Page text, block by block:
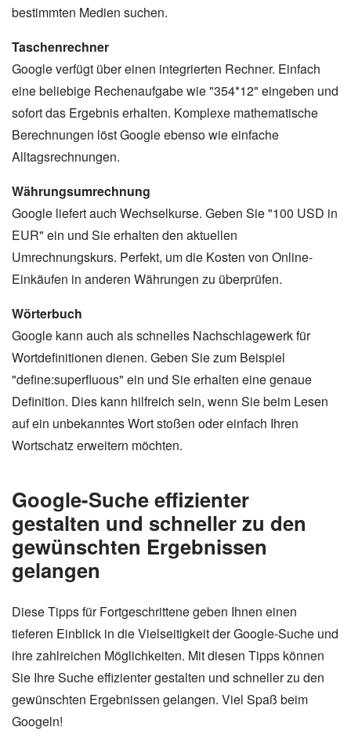
bestimmten Medien suchen.
Taschenrechner
Google verfügt über einen integrierten Rechner. Einfach
eine beliebige Rechenaufgabe wie "354*12" eingeben und
sofort das Ergebnis erhalten. Komplexe mathematische
Berechnungen löst Google ebenso wie einfache
Alltagsrechnungen.
Währungsumrechnung
Google liefert auch Wechselkurse. Geben Sie "100 USD in
EUR" ein und Sie erhalten den aktuellen
Umrechnungskurs. Perfekt, um die Kosten von Online-
Einkäufen in anderen Währungen zu überprüfen.
Wörterbuch
Google kann auch als schnelles Nachschlagewerk für
Wortdefinitionen dienen. Geben Sie zum Beispiel
"define:superfluous" ein und Sie erhalten eine genaue
Definition. Dies kann hilfreich sein, wenn Sie beim Lesen
auf ein unbekanntes Wort stoßen oder einfach Ihren
Wortschatz erweitern möchten.
Google-Suche effizienter
gestalten und schneller zu den
gewünschten Ergebnissen
gelangen
Diese Tipps für Fortgeschrittene geben Ihnen einen
tieferen Einblick in die Vielseitigkeit der Google-Suche und
ihre zahlreichen Möglichkeiten. Mit diesen Tipps können
Sie Ihre Suche effizienter gestalten und schneller zu den
gewünschten Ergebnissen gelangen. Viel Spaß beim
Googeln!